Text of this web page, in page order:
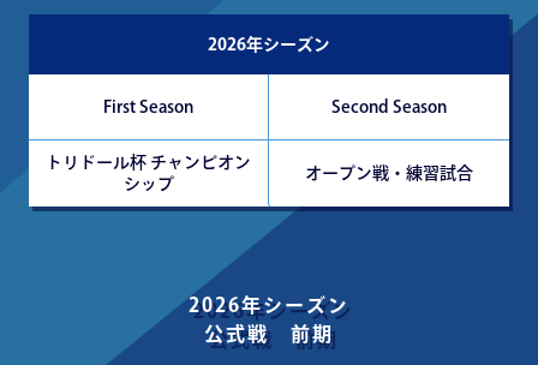
2026年シーズン
First Season Second Season
トリドール杯 チャンピオン
シップ
オープン戦・練習試合
2026年シーズン
公式戦 前期